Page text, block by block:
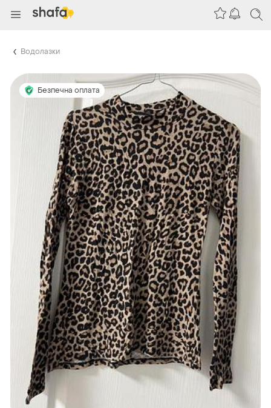
Водолазки
Безпечна оплата